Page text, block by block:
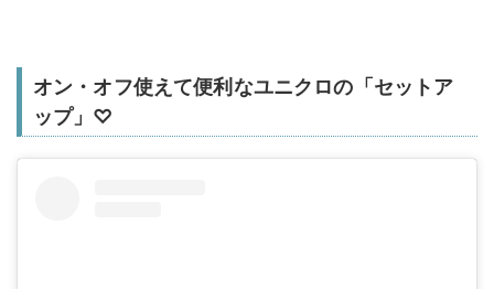
オン・オフ使えて便利なユニクロの「セットア
ップ」♡